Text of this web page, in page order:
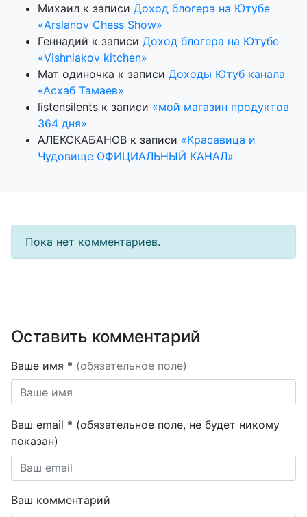
Михаил к записи Доход блогера на Ютубе
«Arslanov Chess Show»
Геннадий к записи Доход блогера на Ютубе
«Vishniakov kitchen»
Мат одиночка к записи Доходы Ютуб канала
«Асхаб Тамаев»
listensilents к записи «мой магазин продуктов
364 дня»
АЛЕКСКАБАНОВ к записи «Красавица и
Чудовище ОФИЦИАЛЬНЫЙ КАНАЛ»
Пока нет комментариев.
Оставить комментарий
Ваше имя * (обязательное поле)
Ваш email * (обязательное поле, не будет никому
показан)
Ваш комментарий